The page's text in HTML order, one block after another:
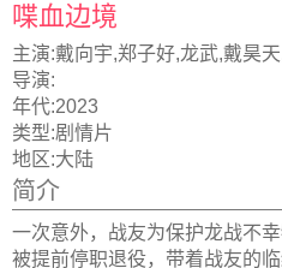
喋血边境
主演:戴向宇,郑子好,龙武,戴昊
导演:
年代:2023
类型:剧情片
地区:大陆
简介
一次意外，战友为保护龙战不
被提前停职退役，带着战友的